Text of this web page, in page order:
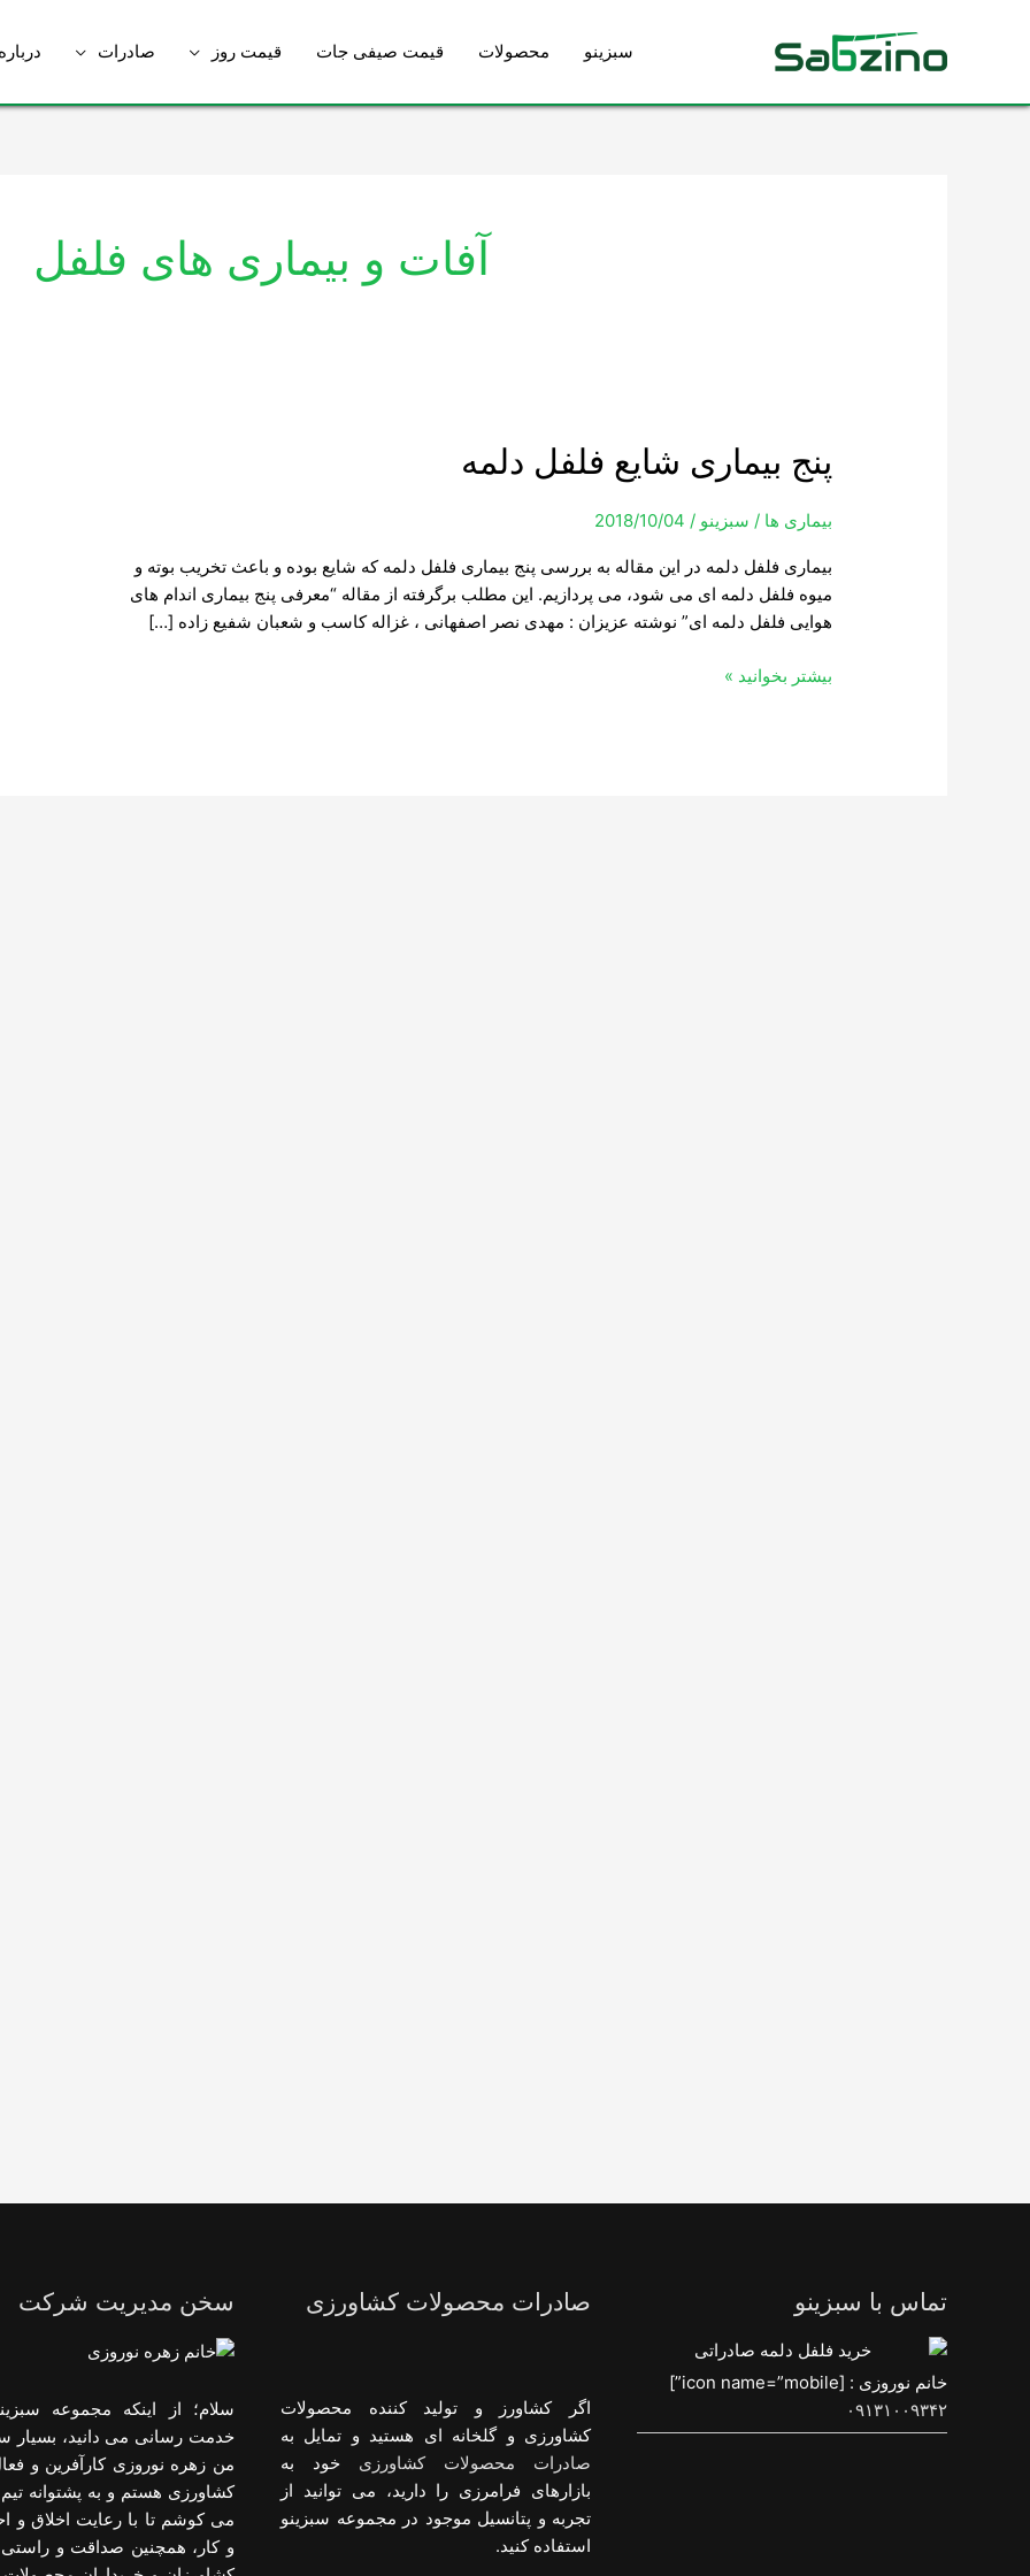
سبزینو محصولات قیمت صیفی جات قیمت روز صادرات
آفات و بیماری های فلفل
پنج بیماری شایع فلفل دلمه
بیماری ها / سبزینو/
2018/10/04
بیماری فلفل دلمه در این مقاله به بررسی پنج بیماری فلفل دلمه که شایع بوده و باعث تخریب بوته و
میوه فلفل دلمه ای می شود، می پردازیم. این مطلب برگرفته از مقاله “معرفی پنج بیماری اندام های
هوایی فلفل دلمه ای” نوشته عزیزان : مهدی نصر اصفهانی ، غزاله کاسب و شعبان شفیع زاده […]
پنج
بیماری
فلفل
دلمه
بیشتر بخوانید »
تماس با سبزینو
خانم نوروزی : [icon name=”mobile”]
۰۹۱۳۱۰۰۹۳۴۲
صادرات محصولات کشاورزی
اگر کشاورز و تولید کننده محصولات
کشاورزی و گلخانه ای هستید و تمایل به
صادرات محصولات کشاورزی خود به
بازارهای فرامرزی را دارید، می توانید از
تجربه و پتانسیل موجود در مجموعه سبزینو
استفاده کنید.
سخن مدیریت شرکت
سلام؛ از اینکه مجموعه
خدمت رسانی می دانید، بسیار
من زهره نوروزی کارآفرین و
کشاورزی هستم و به پشتوانه تیم
می کوشم تا با رعایت اخلاق و
و کار، همچنین صداقت و راستی